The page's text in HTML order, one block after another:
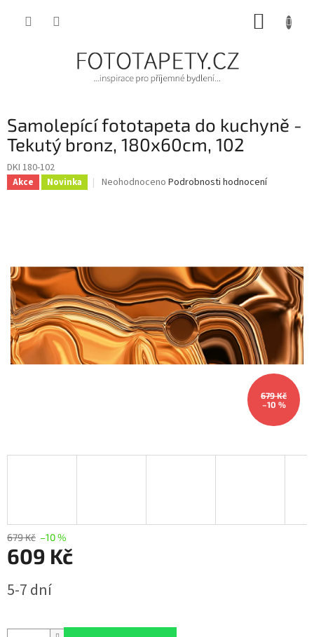
Samolepící fototapeta do kuchyně -
Tekutý bronz, 180x60cm, 102
DKI 180-102
Akce Novinka
Průměrné
hvězdiček.
Neohodnoceno Podrobnosti hodnocení
679 Kč
–10 %
679 Kč –10 %
609 Kč
cena:
5-7 dní